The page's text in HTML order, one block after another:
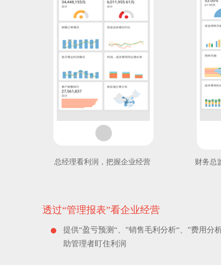
总经理看利润，把握企业经营 财务总
透过“管理报表”看企业经营
提供“盈亏预测“、”销售毛利分析“、”费用分
助管理者盯住利润